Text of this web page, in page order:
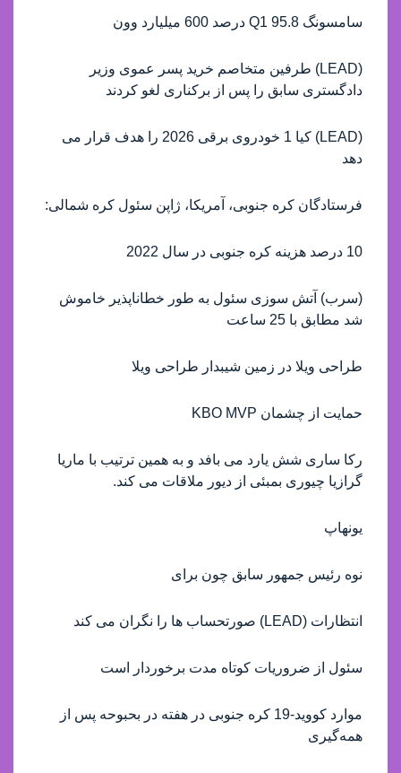
سامسونگ Q1 95.8 درصد 600 میلیارد وون
(LEAD) طرفین متخاصم خرید پسر عموی وزیر
دادگستری سابق را پس از برکناری لغو کردند
(LEAD) کیا 1 خودروی برقی 2026 را هدف قرار می
دهد
فرستادگان کره جنوبی، آمریکا، ژاپن سئول کره شمالی:
10 درصد هزینه کره جنوبی در سال 2022
(سرب) آتش سوزی سئول به طور خطاناپذیر خاموش
شد مطابق با 25 ساعت
طراحی ویلا در زمین شیبدار طراحی ویلا
حمایت از چشمان KBO MVP
رکا ساری شش یارد می بافد و به همین ترتیب با ماریا
گرازیا چیوری بمبئی از دیور ملاقات می کند.
یونهاپ
نوه رئیس جمهور سابق چون برای
انتظارات (LEAD) صورتحساب ها را نگران می کند
سئول از ضروريات کوتاه مدت برخوردار است
موارد کووید-19 کره جنوبی در هفته در بحبوحه پس از
همه‌گیری